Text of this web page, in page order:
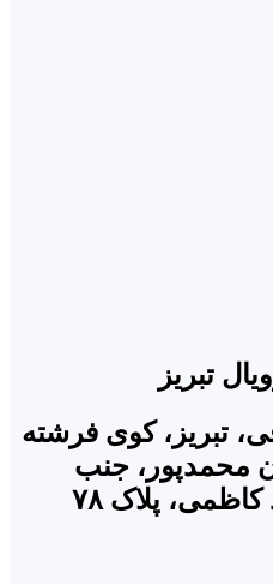
تبریز
تبریز، کوی فرشته
محمدپور، جنب
پلاک ۷۸